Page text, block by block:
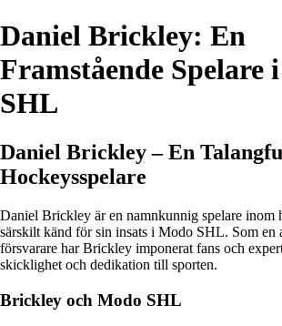
Daniel Brickley: En
Framstående Spelare
SHL
Daniel Brickley – En
Hockeysspelare
Daniel Brickley är en namnkunnig spelare inom
särskilt känd för sin insats i Modo SHL. Som en
försvarare har Brickley imponerat fans och
skicklighet och dedikation till sporten.
Brickley och Modo SHL